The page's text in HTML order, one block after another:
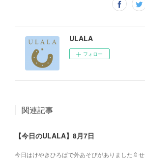
ULALA
フォロー
関連記事
【今日のULALA】8月7日
今日はけやきひろばで外あそびがありました🚿せ